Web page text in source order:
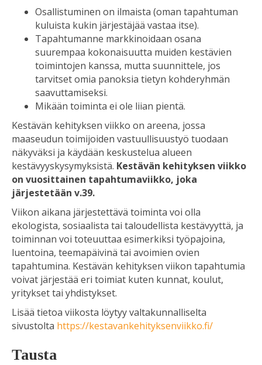
Osallistuminen on ilmaista (oman tapahtuman
kuluista kukin järjestäjää vastaa itse).
Tapahtumanne markkinoidaan osana
suurempaa kokonaisuutta muiden kestävien
toimintojen kanssa, mutta suunnittele, jos
tarvitset omia panoksia tietyn kohderyhmän
saavuttamiseksi.
Mikään toiminta ei ole liian pientä.
Kestävän kehityksen viikko on areena, jossa
maaseudun toimijoiden vastuullisuustyö tuodaan
näkyväksi ja käydään keskustelua alueen
kestävyyskysymyksistä. Kestävän kehityksen viikko
on vuosittainen tapahtumaviikko, joka
järjestetään v.39.
Viikon aikana järjestettävä toiminta voi olla
ekologista, sosiaalista tai taloudellista kestävyyttä, ja
toiminnan voi toteuuttaa esimerkiksi työpajoina,
luentoina, teemapäivinä tai avoimien ovien
tapahtumina. Kestävän kehityksen viikon tapahtumia
voivat järjestää eri toimiat kuten kunnat, koulut,
yritykset tai yhdistykset.
Lisää tietoa viikosta löytyy valtakunnalliselta
sivustolta https://kestavankehityksenviikko.fi/
Tausta